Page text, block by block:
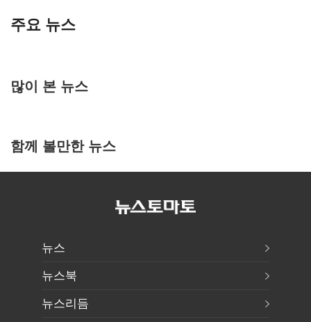
주요 뉴스
많이 본 뉴스
함께 볼만한 뉴스
뉴스
뉴스북
뉴스리듬